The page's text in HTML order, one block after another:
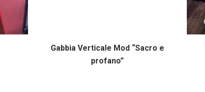
Gabbia Verticale Mod “Sacro e
profano”